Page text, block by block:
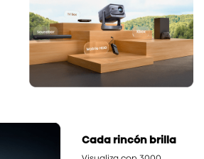
Cada rincón brilla